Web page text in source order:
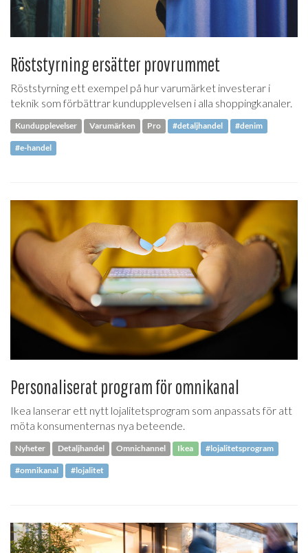
Röststyrning ersätter provrummet
Röststyrning ett exempel på hur varumärket investerar i
teknik som förbättrar kundupplevelsen i alla shoppingkanaler.
Kundupplevelser Varumärken Pro #detaljhandel #denim
#e-handel
Personaliserat program för omnikanal
Ikea lanserar ett nytt lojalitetsprogram som anpassats för att
möta konsumenternas nya beteende.
Nyheter Detaljhandel Omnichannel Ikea #lojalitetsprogram
#omnikanal #lojalitet